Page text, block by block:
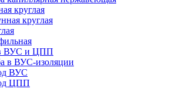
круглая
круглая
ВУС и ЦПП
в ВУС-изоляции
ВУС
ЦПП